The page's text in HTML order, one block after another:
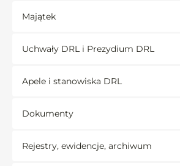
Majątek
Uchwały DRL i Prezydium DRL
Apele i stanowiska DRL
Dokumenty
Rejestry, ewidencje, archiwum